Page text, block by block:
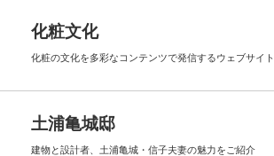
化粧文化
化粧の文化を多彩なコンテンツで発信するウェブサイト
土浦亀城邸
建物と設計者、土浦亀城・信子夫妻の魅力をご紹介